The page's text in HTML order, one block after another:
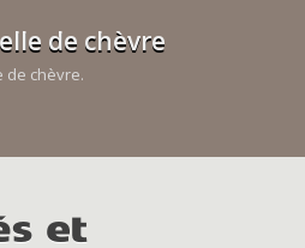
de chèvre
de chèvre.
et